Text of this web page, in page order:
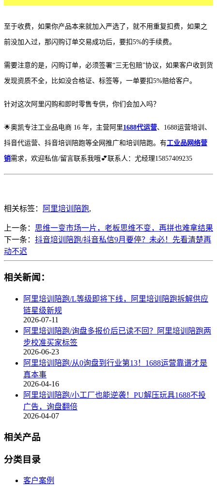
至于收费，如果你产品本来就加入严选了，就不用重复扣费，如果之
前没加入过，那闪购订单交易成功后，要扣 5%的手续费。
需要注意的是，闪购订单，必须签署“三无包赔”协议，如果客户收到货
发现资质不全，比如没合格证、标签等，一单要扣5%赔给客户。
针对这次阿里闪购和即时零售专供，你们会加入吗？
🌟奥凯专注工业品电商 16 年，主营阿里1688代运营、1688运营培训、
抖音代运营、抖音培训陪跑等全网推广和培训陪跑。有工业品网络营
销需求，欢迎私信/留言联系我哦💕联系人：尤经理15857409235
相关标签： 阿里培训陪跑,
上一条： 思维一变市场一片，老板思维不变，再拼也难拿结果
下一条： 抖音培训陪跑/抖音私信9月要停？未必！先看清楚再
动不迟
相关新闻：
阿里培训陪跑/L等级即将下线，阿里培训陪跑拆解供应
链星级新规
2026-07-11
阿里培训陪跑/询盘多报价后已读不回？阿里培训陪跑两
步校准买家标签
2026-06-23
阿里培训陪跑/从0询盘到行业第13！1688运营靠谱才是
真本事
2026-04-16
阿里培训陪跑/小工厂也能逆袭！PU解压玩具1688不投
广告，询盘翻倍
2026-04-07
相关产品
分类目录
客户案例